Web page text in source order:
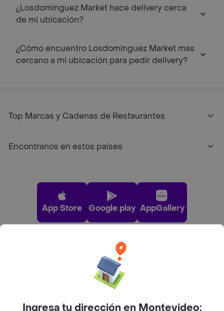
¿Losdominguez Market hace delivery cerca
de mi ubicación?
¿Cómo encuentro Losdominguez Market mas
cercano a mi ubicación para pedir delivery?
Top Marcas y Cadenas de Restaurantes
Encontranos en estos países
App Store Google play AppGallery
Pide tu comida favorita cerca de ti
Ingresa tu dirección en Montevideo: